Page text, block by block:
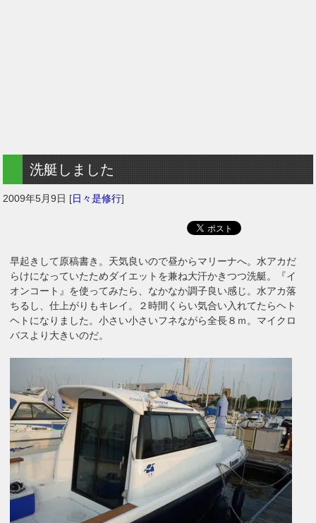
洗艇しました
2009年5月9日 [日々是修行]
早起きして原稿書き。天気良いので昼からマリーナへ。水アカだ
らけになっていたためダイエットを兼ね大汗かきつつ洗艇。『イ
オンコート』を使ってみたら、なかなか調子良い感じ。水アカ落
ちるし、仕上がりもキレイ。２時間くらい気合い入れてたらヘト
ヘトになりました。小さい小さいフネながら全長８ｍ。マイクロ
バスより大きいのだ。